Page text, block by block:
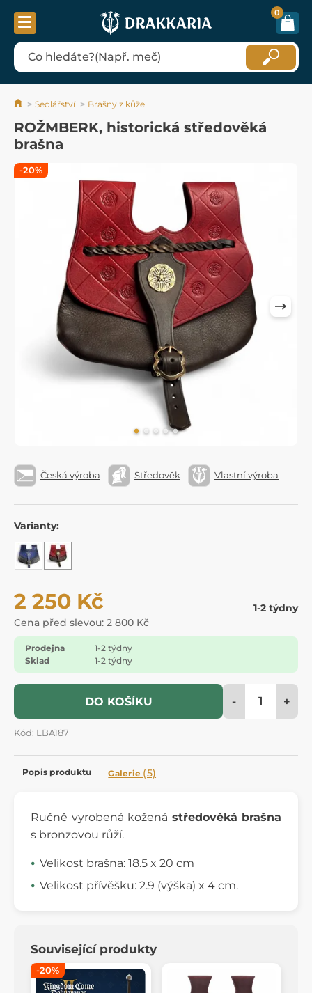
0
Sedlářství Brašny z kůže
ROŽMBERK, historická středověká
brašna
Česká výroba Středověk Vlastní výroba
Varianty:
2 250 Kč
Cena před slevou: 2 800 Kč
1-2 týdny
Prodejna
1-2 týdny
Sklad
1-2 týdny
DO KOŠÍKU - +
Kód: LBA187
-20%
Popis produktu Galerie (5)
Ručně vyrobená kožená středověká brašna
s bronzovou růží.
Velikost brašna: 18.5 x 20 cm
Velikost přívěšku: 2.9 (výška) x 4 cm.
Související produkty
-20%